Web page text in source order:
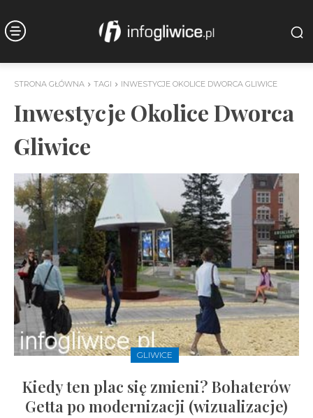
STRONA GŁÓWNA TAGI INWESTYCJE OKOLICE DWORCA GLIWICE
Inwestycje Okolice Dworca
Gliwice
GLIWICE
Kiedy ten plac się zmieni? Bohaterów
Getta po modernizacji (wizualizacje)